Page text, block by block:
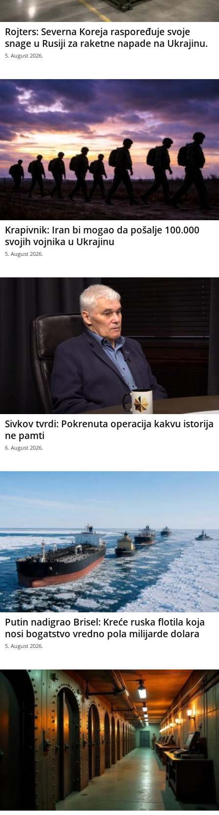
Rojters: Severna Koreja raspoređuje svoje
snage u Rusiji za raketne napade na Ukrajinu.
5. August 2026.
Krapivnik: Iran bi mogao da pošalje 100.000
svojih vojnika u Ukrajinu
5. August 2026.
Sivkov tvrdi: Pokrenuta operacija kakvu istorija
ne pamti
6. August 2026.
Putin nadigrao Brisel: Kreće ruska flotila koja
nosi bogatstvo vredno pola milijarde dolara
5. August 2026.